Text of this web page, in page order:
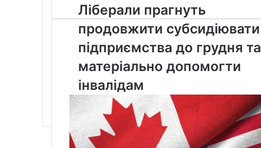
Ліберали
прагнуть
продовжити
субсидіювати
підприємства
до
грудня
та
матеріально
допомогти
інвалідам
Ліберали прагнуть
продовжити субсидіювати
підприємства до грудня та
матеріально допомогти
інвалідам